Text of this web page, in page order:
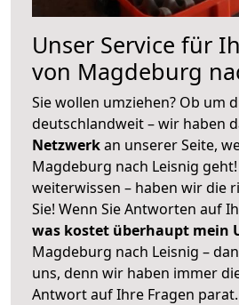
Unser Service für
von Magdeburg
Sie wollen umziehen? Ob um
deutschlandweit – wir haben
Netzwerkan unserer Seite,
Magdeburg nach Leisnig
weiterwissen – haben wir die
Sie! Wenn Sie Antworten auf
was kostet überhaupt mein
Magdeburg nach Leisnig –
uns, denn wir haben immer
Antwort auf Ihre Fragen parat.